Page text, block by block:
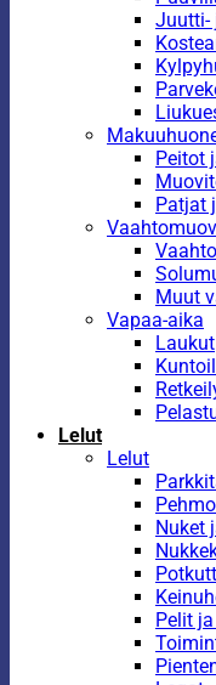
Juutti-
Peitot
Patjat
Muut
Vapaa-aika
Laukut
Lelut
Lelut
Nuket
Pelit